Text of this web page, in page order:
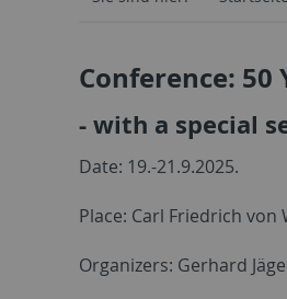
Conference: 50
- with a special
Date: 19.-21.9.2025.
Place: Carl Friedrich von
Organizers: Gerhard